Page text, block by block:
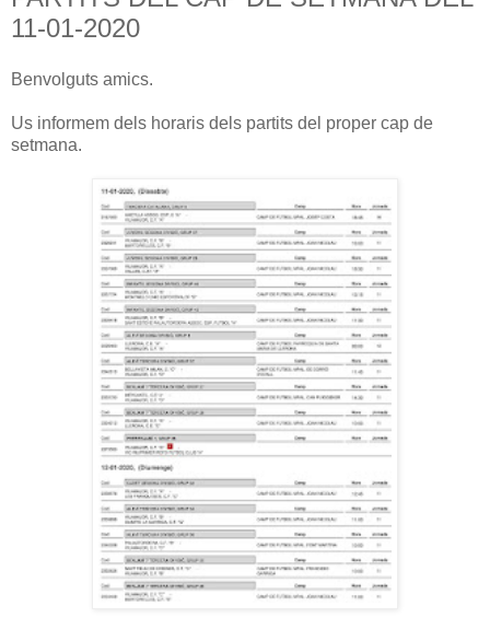
11-01-2020
Benvolguts amics.
Us informem dels horaris dels partits del proper cap de
setmana.